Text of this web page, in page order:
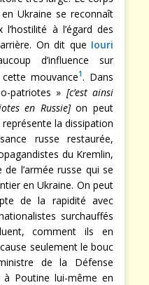
Ukraine se reconnaît
à l’égard des
On dit que Iouri
d’influence sur
mouvance1 . Dans
patriotes » [c’est ainsi
en Russie]on peut
la dissipation
russe restaurée,
du Kremlin,
l’armée russe qui se
en Ukraine. On peut
de la rapidité avec
surchauffés
comment ils en
seulement le bouc
de la Défense
à Poutine lui-même en